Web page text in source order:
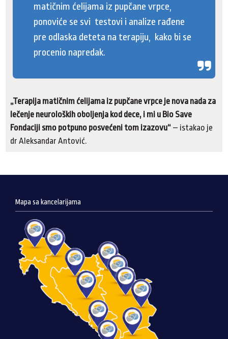
matičnim ćelijama iz pupčane vrpce,
ponoviće se svi testovi i analize rađene
pre odlaska deteta na terapiju, kako bi se
procenio napredak.
„Terapija matičnim ćelijama iz pupčane vrpce je nova nada za
lečenje neuroloških oboljenja kod dece, i mi u Bio Save
Fondaciji smo potpuno posvećeni tom izazovu“ – istakao je
dr Aleksandar Antović.
Mapa sa kancelarijama